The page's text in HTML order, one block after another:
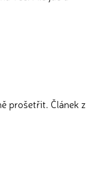
prošetřit. Článek z